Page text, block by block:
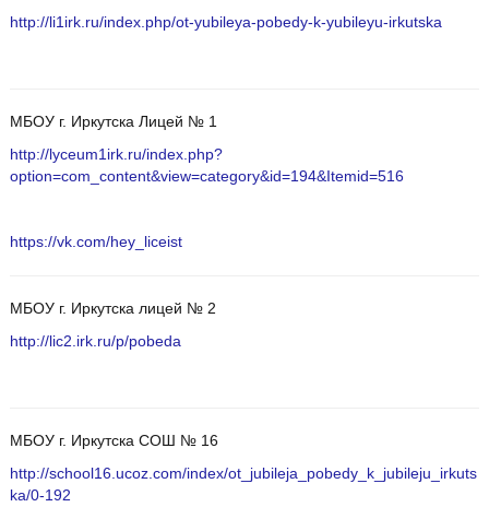
http://li1irk.ru/index.php/ot-yubileya-pobedy-k-yubileyu-irkutska
МБОУ г. Иркутска Лицей № 1
http://lyceum1irk.ru/index.php?
option=com_content&view=category&id=194&Itemid=516
https://vk.com/hey_liceist
МБОУ г. Иркутска лицей № 2
http://lic2.irk.ru/p/pobeda
МБОУ г. Иркутска СОШ № 16
http://school16.ucoz.com/index/ot_jubileja_pobedy_k_jubileju_irkuts
ka/0-192